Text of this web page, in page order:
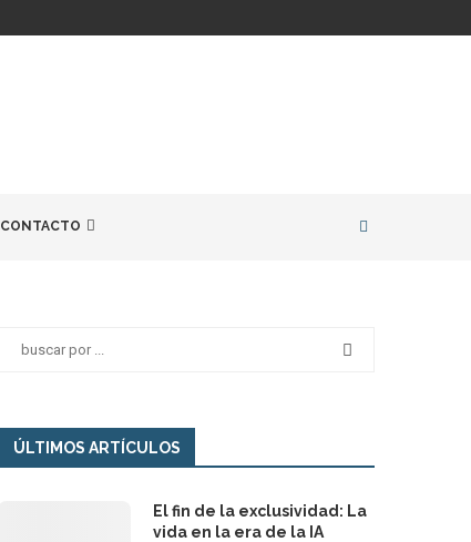
CONTACTO
ÚLTIMOS ARTÍCULOS
El fin de la exclusividad: La
vida en la era de la IA